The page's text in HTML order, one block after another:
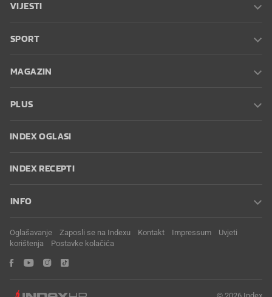
VIJESTI
SPORT
MAGAZIN
PLUS
INDEX OGLASI
INDEX RECEPTI
INFO
Oglašavanje Zaposli se na Indexu Kontakt Impressum
Uvjeti
korištenja
Postavke kolačića